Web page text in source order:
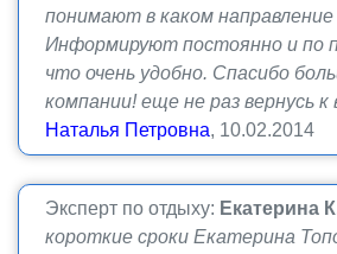
понимают в каком направление
Информируют постоянно и по
что очень удобно. Спасибо
компании! еще не раз вернусь к
Наталья Петровна, 10.02.2014
Эксперт по отдыху: Екатерина
короткие сроки Екатерина